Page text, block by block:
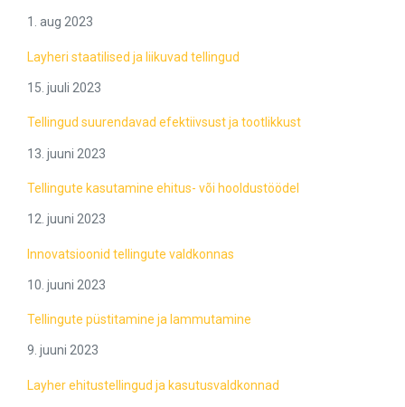
1. aug 2023
Layheri staatilised ja liikuvad tellingud
15. juuli 2023
Tellingud suurendavad efektiivsust ja tootlikkust
13. juuni 2023
Tellingute kasutamine ehitus- või hooldustöödel
12. juuni 2023
Innovatsioonid tellingute valdkonnas
10. juuni 2023
Tellingute püstitamine ja lammutamine
9. juuni 2023
Layher ehitustellingud ja kasutusvaldkonnad